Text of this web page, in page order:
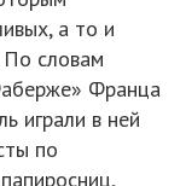
а то и
По словам
Франца
играли в ней
по